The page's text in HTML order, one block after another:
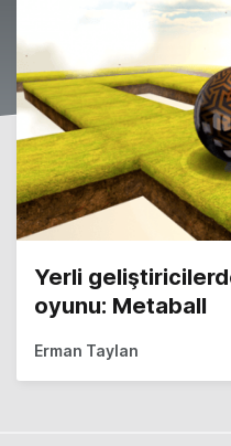
Yerli
oyunu: Metaball
Erman Taylan